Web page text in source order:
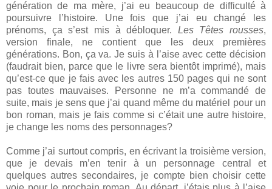
génération de ma mère, j’ai eu beaucoup de difficulté à
poursuivre l’histoire. Une fois que j’ai eu changé les
prénoms, ça s’est mis à débloquer. Les Têtes rousses,
version finale, ne contient que les deux premières
générations. Bon, ça va. Je suis à l’aise avec cette décision
(faudrait bien, parce que le livre sera bientôt imprimé), mais
qu’est-ce que je fais avec les autres 150 pages qui ne sont
pas toutes mauvaises. Personne ne m’a commandé de
suite, mais je sens que j’ai quand même du matériel pour un
bon roman, mais je fais comme si c’était une autre histoire,
je change les noms des personnages?
Comme j’ai surtout compris, en écrivant la troisième version,
que je devais m’en tenir à un personnage central et
quelques autres secondaires, je compte bien choisir cette